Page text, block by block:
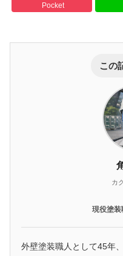
Pocket
この
カ
現役塗装
外壁塗装職人として45年